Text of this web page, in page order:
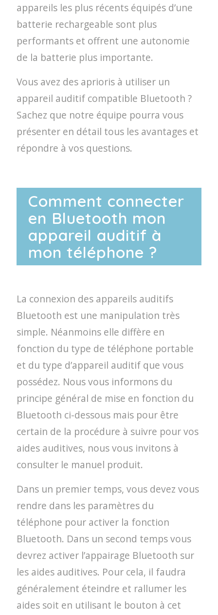
appareils les plus récents équipés d’une
batterie rechargeable sont plus
performants et offrent une autonomie
de la batterie plus importante.
Vous avez des aprioris à utiliser un
appareil auditif compatible Bluetooth ?
Sachez que notre équipe pourra vous
présenter en détail tous les avantages et
répondre à vos questions.
Comment connecter
en Bluetooth mon
appareil auditif à
mon téléphone ?
La connexion des appareils auditifs
Bluetooth est une manipulation très
simple. Néanmoins elle diffère en
fonction du type de téléphone portable
et du type d’appareil auditif que vous
possédez. Nous vous informons du
principe général de mise en fonction du
Bluetooth ci-dessous mais pour être
certain de la procédure à suivre pour vos
aides auditives, nous vous invitons à
consulter le manuel produit.
Dans un premier temps, vous devez vous
rendre dans les paramètres du
téléphone pour activer la fonction
Bluetooth. Dans un second temps vous
devrez activer l’appairage Bluetooth sur
les aides auditives. Pour cela, il faudra
généralement éteindre et rallumer les
aides soit en utilisant le bouton à cet